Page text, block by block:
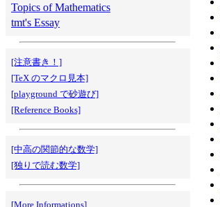
Topics of Mathematics
tmt's Essay
[注意書き！]
[TeX のマクロ見本]
[playground で砂遊び]
[Reference Books]
[中高の関節的な数学]
[独りで読む数学]
[More Informations]